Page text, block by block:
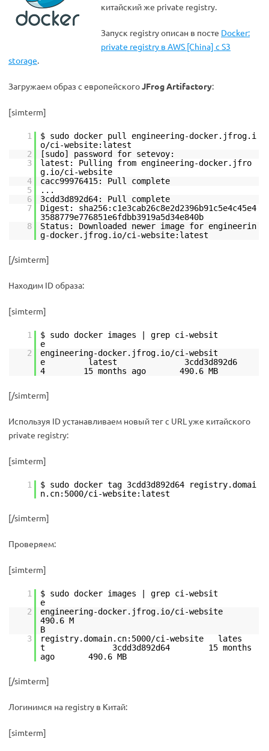
китайский же private registry.
Запуск registry описан в посте Docker:
private registry в AWS [China] с S3
storage.
Загружаем образ с европейскогоJFrog Artifactory:
[simterm]
1
$ sudo docker pull engineering-docker.jfrog.i
o/ci-website:latest
2
[sudo] password for setevoy:
3
latest: Pulling from engineering-docker.jfro
g.io/ci-website
4
cacc99976415: Pull complete
5
...
6
3cdd3d892d64: Pull complete
7
Digest: sha256:c1e3cab26c8e2d2396b91c5e4c45e4
3588779e776851e6fdbb3919a5d34e840b
8
Status: Downloaded newer image for engineerin
g-docker.jfrog.io/ci-website:latest
[/simterm]
Находим ID образа:
[simterm]
1
$ sudo docker images | grep ci-websit
2
engineering-docker.jfrog.io/ci-websit
e latest 3cdd3d892d6
4 15 months ago 490.6 MB
[/simterm]
Используя ID устанавливаем новый тег с URL уже китайского
private registry:
[simterm]
1
$ sudo docker tag 3cdd3d892d64 registry.domai
n.cn:5000/ci-website:latest
[/simterm]
Проверяем:
[simterm]
1
$ sudo docker images | grep ci-websit
2
engineering-docker.jfrog.io/ci-
490.6 M
3
registry.domain.cn:5000/ci-website lates
t 3cdd3d892d64 15 months
ago 490.6 MB
[/simterm]
Логинимся на registry в Китай:
[simterm]